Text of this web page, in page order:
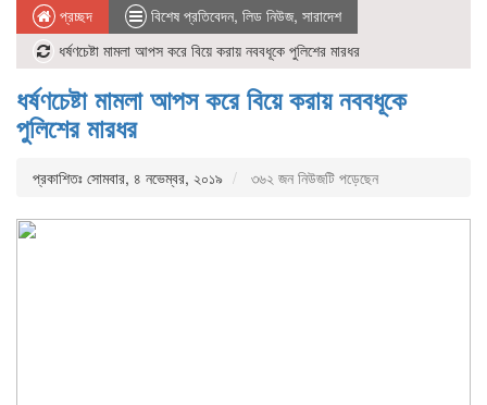
প্রচ্ছদ বিশেষ প্রতিবেদন, লিড নিউজ, সারাদেশ
ধর্ষণচেষ্টা মামলা আপস করে বিয়ে করায় নববধূকে পুলিশের মারধর
ধর্ষণচেষ্টা মামলা আপস করে বিয়ে করায় নববধূকে
পুলিশের মারধর
প্রকাশিতঃ সোমবার, ৪ নভেম্বর, ২০১৯ ৩৬২ জন নিউজটি পড়েছেন